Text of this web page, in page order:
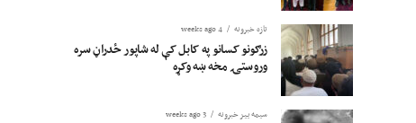
تازه خبرونه 4 weeks ago
زرګونو کسانو په کابل کې له شاپور ځدراڼ سره
وروستۍ مخه ښه وکړه
سیمه ییز خبرونه 3 weeks ago